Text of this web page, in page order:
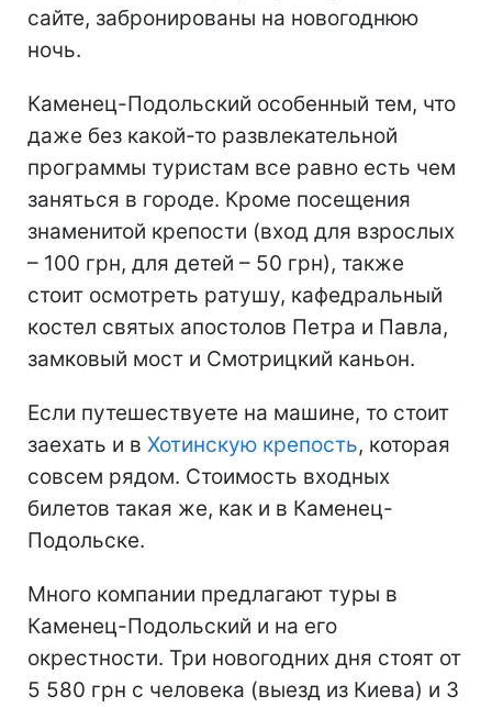
сайте, забронированы на новогоднюю
ночь.
Каменец-Подольский особенный тем, что
даже без какой-то развлекательной
программы туристам все равно есть чем
заняться в городе. Кроме посещения
знаменитой крепости (вход для взрослых
– 100 грн, для детей – 50 грн), также
стоит осмотреть ратушу, кафедральный
костел святых апостолов Петра и Павла,
замковый мост и Смотрицкий каньон.
Если путешествуете на машине, то стоит
заехать и в Хотинскую крепость, которая
совсем рядом. Стоимость входных
билетов такая же, как и в Каменец-
Подольске.
Много компании предлагают туры в
Каменец-Подольский и на его
окрестности. Три новогодних дня стоят от
5 580 грн с человека (выезд из Киева) и 3